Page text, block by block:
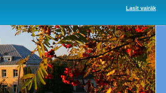
Lasīt vairāk